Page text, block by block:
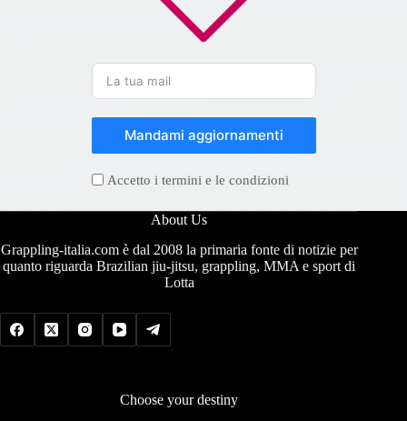
Mandami aggiornamenti
Accetto i termini e le condizioni
About Us
Grappling-italia.com è dal 2008 la primaria fonte di notizie per
quanto riguarda Brazilian jiu-jitsu, grappling, MMA e sport di
Lotta
Choose your destiny